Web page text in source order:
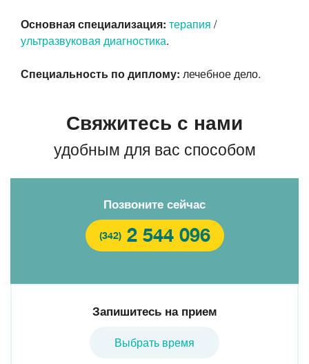
Основная специализация: терапия /
ультразвуковая диагностика.
Специальность по диплому: лечебное дело.
Свяжитесь с нами
удобным для вас способом
Позвоните сейчас
(342) 2 544 096
Запишитесь на прием
Выбрать время